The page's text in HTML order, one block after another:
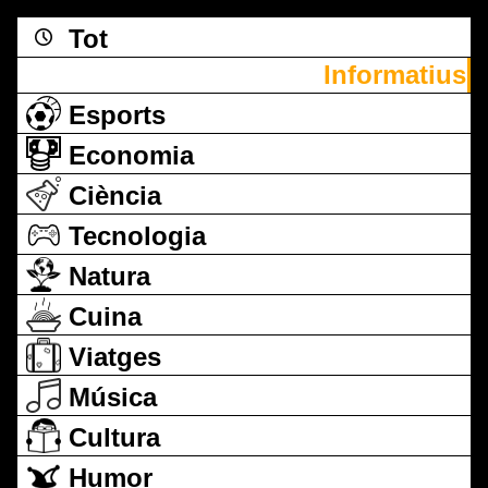
Tot
Informatius
Esports
Economia
Ciència
Tecnologia
Natura
Cuina
Viatges
Música
Cultura
Humor